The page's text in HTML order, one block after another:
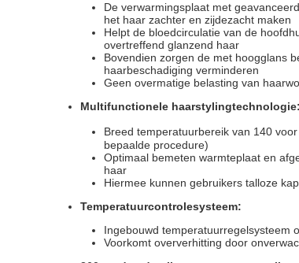
De verwarmingsplaat met
het haar zachter en zijdezacht maken
Helpt de bloedcirculatie van de
overtreffend glanzend haar
Bovendien zorgen de met hoogglans
haarbeschadiging verminderen
Geen overmatige belasting van
Multifunctionele haarstylingtechnologie:
Breed temperatuurbereik van 140
bepaalde procedure)
Optimaal bemeten warmteplaat en
haar
Hiermee kunnen gebruikers talloze
Temperatuurcontrolesysteem:
Ingebouwd temperatuurregelsysteem
Voorkomt oververhitting door